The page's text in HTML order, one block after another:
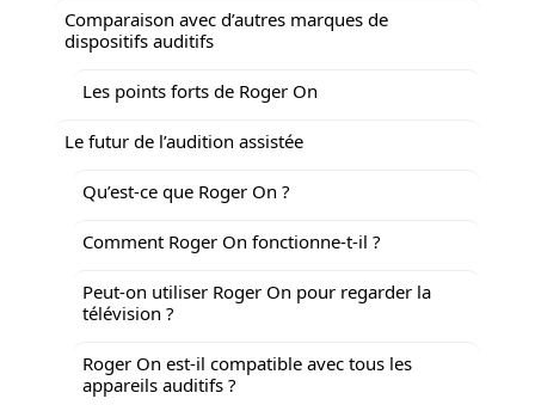
Comparaison avec d’autres marques de
dispositifs auditifs
Les points forts de Roger On
Le futur de l’audition assistée
Qu’est-ce que Roger On ?
Comment Roger On fonctionne-t-il ?
Peut-on utiliser Roger On pour regarder la
télévision ?
Roger On est-il compatible avec tous les
appareils auditifs ?